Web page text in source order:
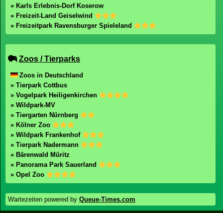
» Karls Erlebnis-Dorf Koserow
» Freizeit-Land Geiselwind
» Freizeitpark Ravensburger Spieleland
Zoos / Tierparks
Zoos in Deutschland
» Tierpark Cottbus
» Vogelpark Heiligenkirchen
» Wildpark-MV
» Tiergarten Nürnberg
» Kölner Zoo
» Wildpark Frankenhof
» Tierpark Nadermann
» Bärenwald Müritz
» Panorama Park Sauerland
» Opel Zoo
Wartezeiten powered by Queue-Times.com